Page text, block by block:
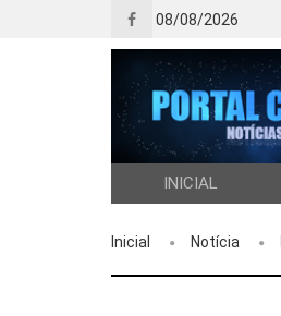
08/08/2026
INICIAL
Inicial Notícia